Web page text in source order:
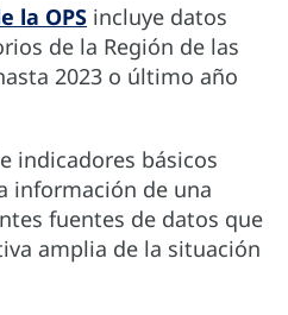
la OPS incluye datos
de la Región de las
2023 o último año
indicadores básicos
información de una
fuentes de datos que
amplia de la situación